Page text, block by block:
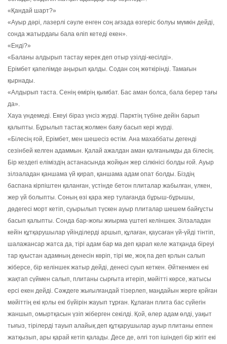
«Қандай шарт?»
«Ауыр дәрі, лазерлі сәуле енген соң ағзада өзгеріс болуы мүмкін дейді,
сонда жатырдағы бала өліп кетеді екен».
«Енді?»
«Баланы алдырып тастау керек деп отыр үзілді-кесілді».
Ерімбет қапелімде аңырып қалды. Содан соң жөткірінді. Тамағын
қырнады.
«Алдырып таста. Сенің өмірің қымбат. Бас аман болса, бала берер тағы
да».
Хауа үндемеді. Екеуі біраз үнсіз жүрді. Парктің түбіне дейін барып
қалыпты. Бұрылып тастақ жолмен баяу басып кері жүрді.
«Білесің ғой, Ерімбет, мен шешесіз өстім. Ана махаббаты дегенді
сезінбей келген адаммын. Қалай ажалдан аман қалғанымды да білесің.
Бір кездегі еліміздің астанасында жойқын жер сілкінісі болды ғой. Ауыр
зілзаладан қаншама үй қирап, қаншама адам опат болды. Біздің
баспана кірпіштен қаланған, үстінде бетон плиталар жабылған, үлкен,
жер үй болыпты. Соның өзі қара жер тулағанда бұрыш-бұрышы,
дөдегесі морт кетіп, суырылып түскен ауыр плиталар шешем байғұсты
басып қалыпты. Сонда бар-жоғы жиырма үштегі келіншек. Зілзаладан
кейін құтқарушылар үйінділерді аршып, құлаған, қаусаған үй-үйді тінтіп,
шалажансар жатса да, тірі адам бар ма деп қарап келе жатқанда біреуі
тар қуыстан адамның денесін көріп, тірі ме, жоқ па деп қолын салып
жіберсе, бір келіншек жатыр дейді, денесі суып кеткен. Әйткенмен екі
жақтап сүймен салып, плитаны сырғыта итеріп, мәйітті көрсе, жатысы
ерсі екен дейді. Сәждеге жығылғандай тізерлеп, маңдайын жерге қойған
мәйіттің екі қолы екі бүйірін жауып тұрған. Құлаған плита бас сүйегін
жаншып, омыртқасын үзіп жіберген секілді. Қой, өлер адам өлді, уақыт
тығыз, тірілерді тауып алайық деп құтқарушылар ауыр плитаны еппен
жатқызып, ары қарай кетіп қалады. Десе де, әлгі топ ішіндегі бір жігіт екі